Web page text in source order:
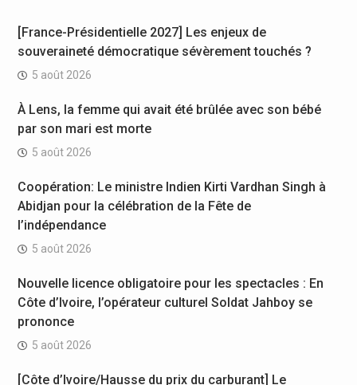
[France-Présidentielle 2027] Les enjeux de
souveraineté démocratique sévèrement touchés ?
5 août 2026
À Lens, la femme qui avait été brûlée avec son bébé
par son mari est morte
5 août 2026
Coopération: Le ministre Indien Kirti Vardhan Singh à
Abidjan pour la célébration de la Fête de
l’indépendance
5 août 2026
Nouvelle licence obligatoire pour les spectacles : En
Côte d’Ivoire, l’opérateur culturel Soldat Jahboy se
prononce
5 août 2026
[Côte d’Ivoire/Hausse du prix du carburant] Le